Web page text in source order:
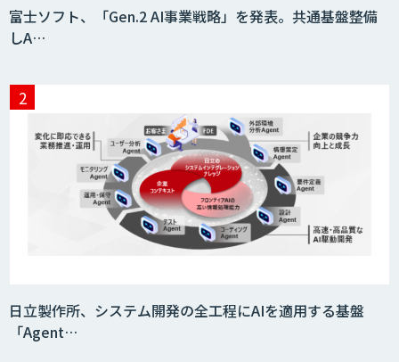
ID ZERO（アイディーゼロ）
身体・動作解析AIソリューション
富士ソフト、「Gen.2 AI事業戦略」を発表。共通基盤整備
しA…
日立製作所、システム開発の全工程にAIを適用する基盤
「Agent…